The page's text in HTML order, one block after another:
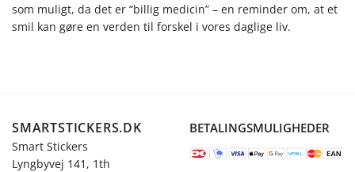
som muligt, da det er “billig medicin” – en reminder om, at et
smil kan gøre en verden til forskel i vores daglige liv.
SMARTSTICKERS.DK
Smart Stickers
Lyngbyvej 141, 1th
BETALINGSMULIGHEDER